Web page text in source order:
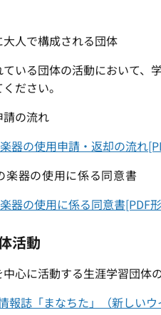
人で構成される団体
いる団体の活動において、
ださい。
の流れ
器の使用申請・返却の流れ
楽器の使用に係る同意書
器の使用に係る同意書[PDF
活動
心に活動する生涯学習団体
報誌「まなちた」（新しいウ